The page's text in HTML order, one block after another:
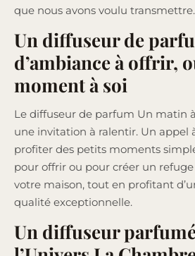
que nous avons voulu transmettre.
Un diffuseur de
d’ambiance à offrir,
moment à soi
Le diffuseur de parfum Un matin
une invitation à ralentir. Un appel
profiter des petits moments
pour offrir ou pour créer un
votre maison, tout en profitant
qualité exceptionnelle.
Un diffuseur